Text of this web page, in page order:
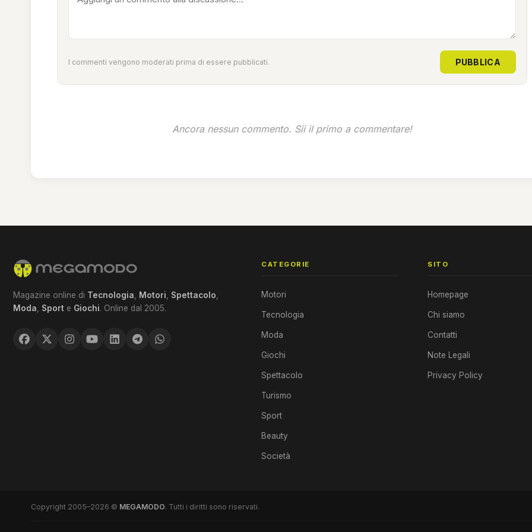
I commenti vengono moderati prima di essere pubblicati. PUBBLICA
Ancora nessun commento. Sii il primo a commentare!
Magazine online di Tecnologia, Motori, Spettacolo,
Moda, Sport e Giochi. Online dal 2005.
CATEGORIE
Motori
Tecnologia
Moda
Giochi
Spettacolo
Turismo
Sport
Beauty
Società
SITO
Homepage
Chi siamo
Contatti
Note Legali
Privacy Policy
Copyright 2005–2026 © MEGAMODO. Tutti i diritti sono riservati.